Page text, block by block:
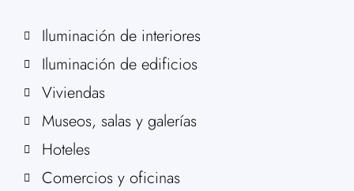
Iluminación de interiores
Iluminación de edificios
Viviendas
Museos, salas y galerías
Hoteles
Comercios y oficinas